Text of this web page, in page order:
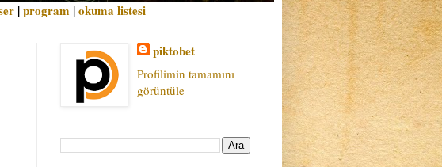
|program |okuma listesi
piktobet
Profilimin tamamını
görüntüle